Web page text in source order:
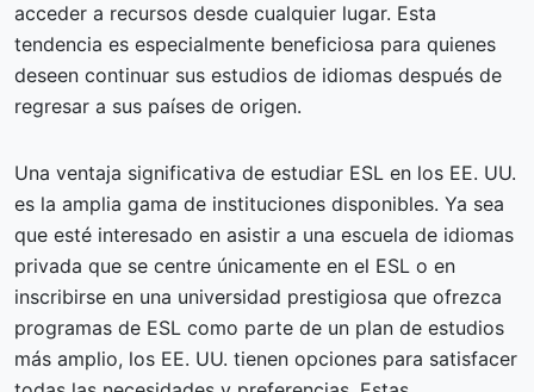
acceder a recursos desde cualquier lugar. Esta
tendencia es especialmente beneficiosa para quienes
deseen continuar sus estudios de idiomas después de
regresar a sus países de origen.
Una ventaja significativa de estudiar ESL en los EE. UU.
es la amplia gama de instituciones disponibles. Ya sea
que esté interesado en asistir a una escuela de idiomas
privada que se centre únicamente en el ESL o en
inscribirse en una universidad prestigiosa que ofrezca
programas de ESL como parte de un plan de estudios
más amplio, los EE. UU. tienen opciones para satisfacer